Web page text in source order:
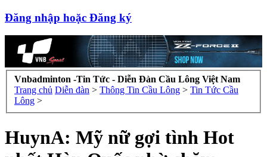
Đăng nhập hoặc Đăng ký
Vnbadminton -Tin Tức - Diễn Đàn Cầu Lông Việt Nam
Trang chủ Diễn đàn > Thông Tin Cầu Lông > Tin Tức Cầu
Lông >
HuynA: Mỹ nữ gợi tình Hot